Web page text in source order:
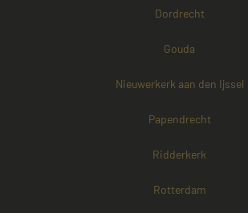
Dordrecht
Gouda
Nieuwerkerk aan den Ijssel
Papendrecht
Ridderkerk
Rotterdam